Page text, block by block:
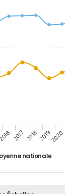
nationale
2017 201820192020